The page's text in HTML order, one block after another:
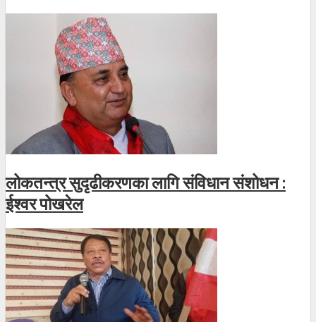
लोकतन्त्र सुदृढीकरणका लागि संविधान संशोधन :
ईश्वर पोखरेल